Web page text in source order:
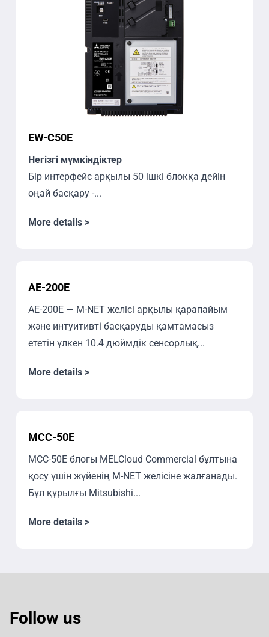
EW-C50E
Негізгі мүмкіндіктер
Бір интерфейс арқылы 50 ішкі блокқа дейін
оңай басқару -...
More details >
AE-200E
AE-200E — M-NET желісі арқылы қарапайым
және интуитивті басқаруды қамтамасыз
ететін үлкен 10.4 дюймдік сенсорлық...
More details >
MCC-50E
MCC-50E блогы MELCloud Commercial бұлтына
қосу үшін жүйенің M-NET желісіне жалғанады.
Бұл құрылғы Mitsubishi...
More details >
Follow us